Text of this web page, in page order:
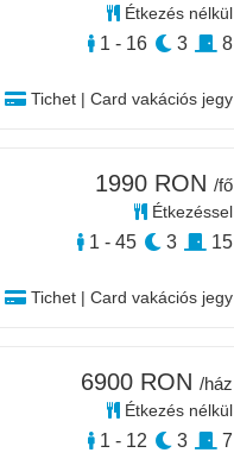
Tichet | Card vakációs jegy
Étkezés nélkül
1 - 16 3 8
Tichet | Card vakációs jegy
1990 RON /fő
Étkezéssel
1 - 45 3 15
6900 RON /ház
Étkezés nélkül
1 - 12 3 7